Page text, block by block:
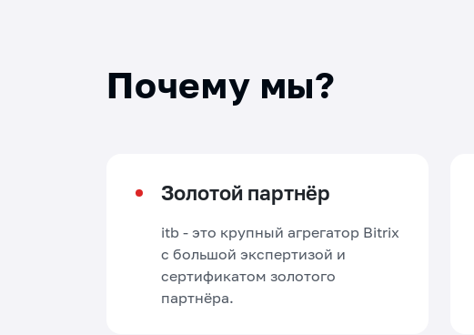
Почему мы?
Золотой партнёр
itb - это крупный агрегатор Bitrix
с большой экспертизой и
сертификатом золотого
партнёра.